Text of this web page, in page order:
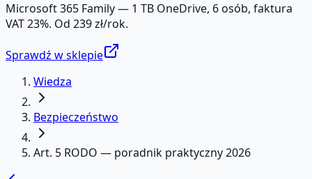
Microsoft 365 Family — 1 TB OneDrive, 6 osób, faktura
VAT 23%. Od 239 zł/rok.
Sprawdź w sklepie
Wiedza
Bezpieczeństwo
Art. 5 RODO — poradnik praktyczny 2026